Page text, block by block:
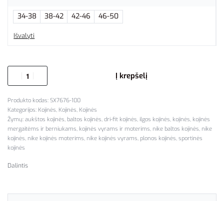
34-38 38-42 42-46 46-50
Išvalyti
Į krepšelį
SX7676-100
Kategorijos: Kojinės, Kojinės, Kojinės
Žymų: aukštos kojinės, baltos kojinės, dri-fit kojinės, ilgos kojinės, kojinės, kojinės
mergaitėms ir berniukams, kojinės vyrams ir moterims, nike baltos kojinės, nike
kojinės, nike kojinės moterims, nike kojinės vyrams, plonos kojinės, sportinės
kojinės
Dalintis